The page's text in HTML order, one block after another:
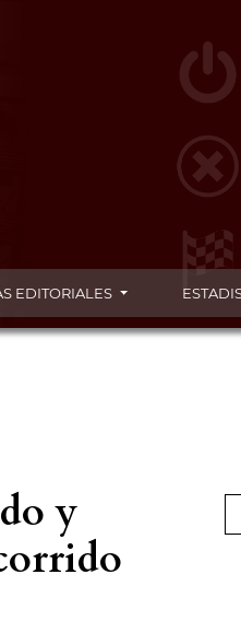
EDITORIALES
y